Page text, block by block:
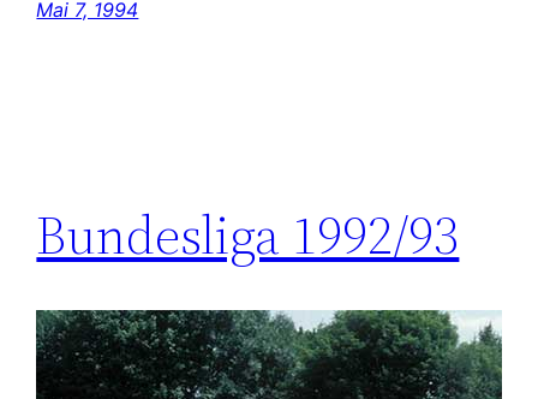
Mai 7, 1994
Bundesliga 1992/93